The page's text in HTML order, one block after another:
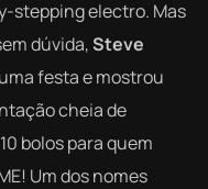
stepping electro. Mas
dúvida,Steve
festa e mostrou
cheia de
bolos para quem
Um dos nomes